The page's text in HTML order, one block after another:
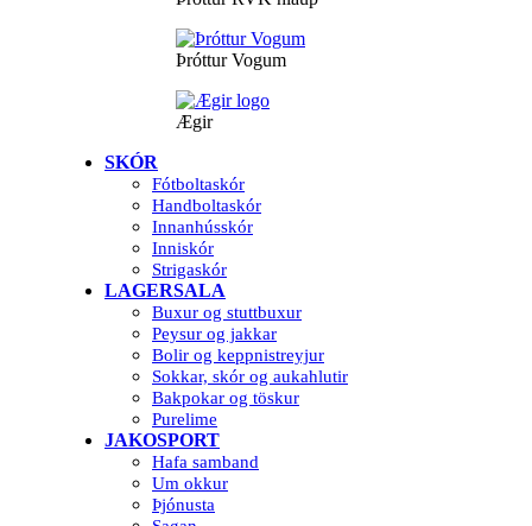
Þróttur Vogum
Ægir
SKÓR
Fótboltaskór
Handboltaskór
Innanhússkór
Inniskór
Strigaskór
LAGERSALA
Buxur og stuttbuxur
Peysur og jakkar
Bolir og keppnistreyjur
Sokkar, skór og aukahlutir
Bakpokar og töskur
Purelime
JAKOSPORT
Hafa samband
Um okkur
Þjónusta